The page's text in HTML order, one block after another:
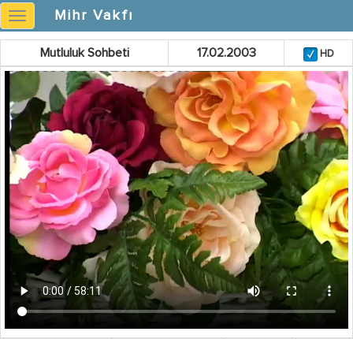
Mihr
Vakfı
Mihr Vakfı
Mutluluk Sohbeti 17.02.2003 HD